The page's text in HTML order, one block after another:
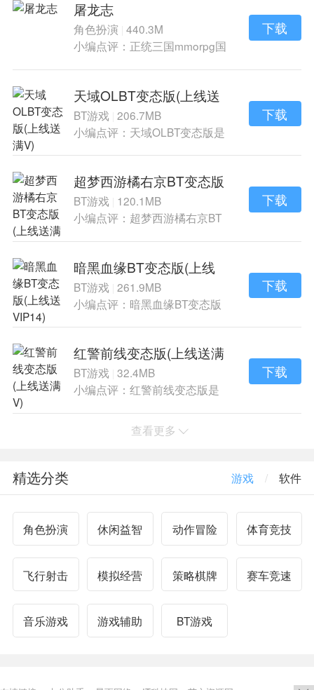
屠龙志
角色扮演 440.3M
小编点评：正统三国mmorpg国
下载
天域OLBT变态版(上线送
满V)
BT游戏 206.7MB
小编点评：天域OLBT变态版是
下载
超梦西游橘右京BT变态版
(上线送满V)
BT游戏 120.1MB
小编点评：超梦西游橘右京BT
下载
暗黑血缘BT变态版(上线
送VIP14)
BT游戏 261.9MB
小编点评：暗黑血缘BT变态版
下载
红警前线变态版(上线送满
V)
BT游戏 32.4MB
小编点评：红警前线变态版是
下载
查看更多
精选分类 游戏 / 软件
角色扮演 休闲益智 动作冒险 体育竞技
飞行射击 模拟经营 策略棋牌 赛车竞速
音乐游戏 游戏辅助 BT游戏